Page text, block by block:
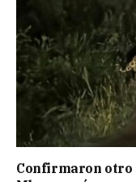
Confirmaron otro